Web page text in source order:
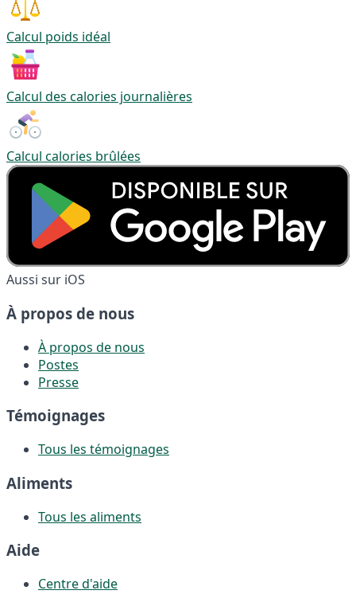
Calcul poids idéal
Calcul des calories journalières
Calcul calories brûlées
Aussi sur iOS
À propos de nous
À propos de nous
Postes
Presse
Témoignages
Tous les témoignages
Aliments
Tous les aliments
Aide
Centre d'aide